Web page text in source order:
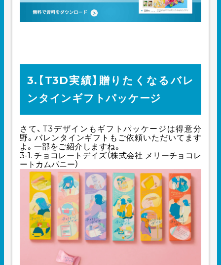
3.【T3D実績】贈りたくなるバレ
ンタインギフトパッケージ
さて、T3デザインもギフトパッケージは得意分
野。バレンタインギフトもご依頼いただいてます
よ。一部をご紹介しますね。
3-1. チョコレートデイズ（株式会社 メリーチョコレ
ートカムパニー）